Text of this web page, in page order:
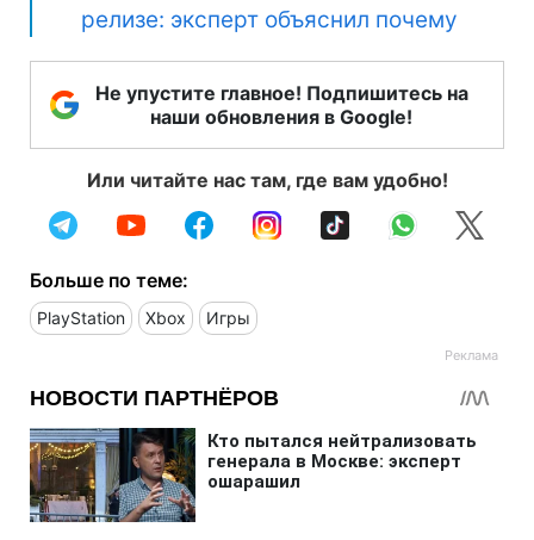
релизе: эксперт объяснил почему
Не упустите главное! Подпишитесь на
наши обновления в Google!
Или читайте нас там, где вам удобно!
Больше по теме:
PlayStation Xbox Игры